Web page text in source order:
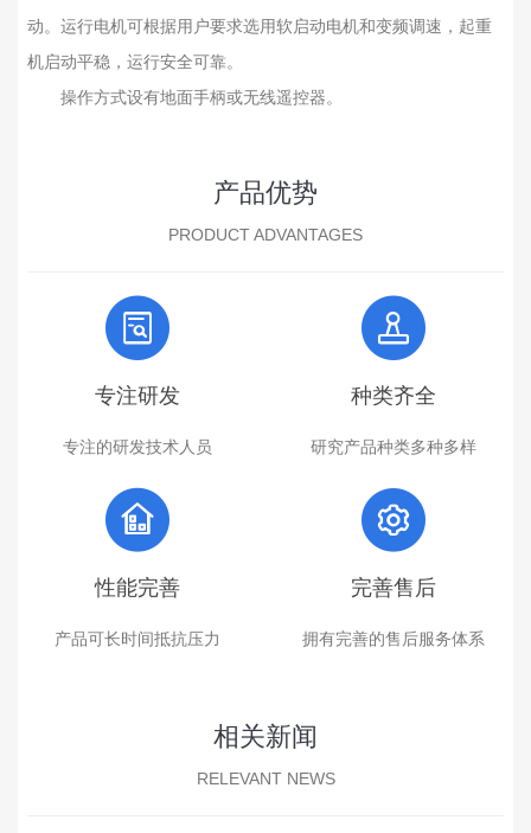
动。运行电机可根据用户要求选用软启动电机和变频调速，起重
机启动平稳，运行安全可靠。
操作方式设有地面手柄或无线遥控器。
产品优势
PRODUCT ADVANTAGES
专注研发
专注的研发技术人员
种类齐全
研究产品种类多种多样
性能完善
产品可长时间抵抗压力
完善售后
拥有完善的售后服务体系
相关新闻
RELEVANT NEWS